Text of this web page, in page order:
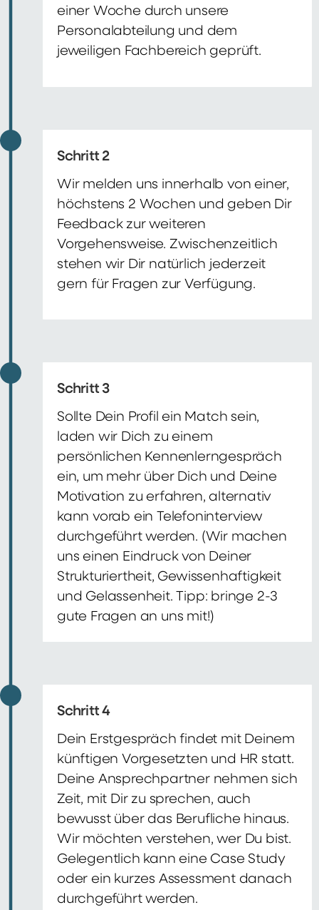
einer Woche durch unsere
Personalabteilung und dem
jeweiligen Fachbereich geprüft.
Schritt 2
Wir melden uns innerhalb von einer,
höchstens 2 Wochen und geben Dir
Feedback zur weiteren
Vorgehensweise. Zwischenzeitlich
stehen wir Dir natürlich jederzeit
gern für Fragen zur Verfügung.
Schritt 3
Sollte Dein Profil ein Match sein,
laden wir Dich zu einem
persönlichen Kennenlerngespräch
ein, um mehr über Dich und Deine
Motivation zu erfahren, alternativ
kann vorab ein Telefoninterview
durchgeführt werden. (Wir machen
uns einen Eindruck von Deiner
Strukturiertheit, Gewissenhaftigkeit
und Gelassenheit. Tipp: bringe 2-3
gute Fragen an uns mit!)
Schritt 4
Dein Erstgespräch findet mit Deinem
künftigen Vorgesetzten und HR statt.
Deine Ansprechpartner nehmen sich
Zeit, mit Dir zu sprechen, auch
bewusst über das Berufliche hinaus.
Wir möchten verstehen, wer Du bist.
Gelegentlich kann eine Case Study
oder ein kurzes Assessment danach
durchgeführt werden.